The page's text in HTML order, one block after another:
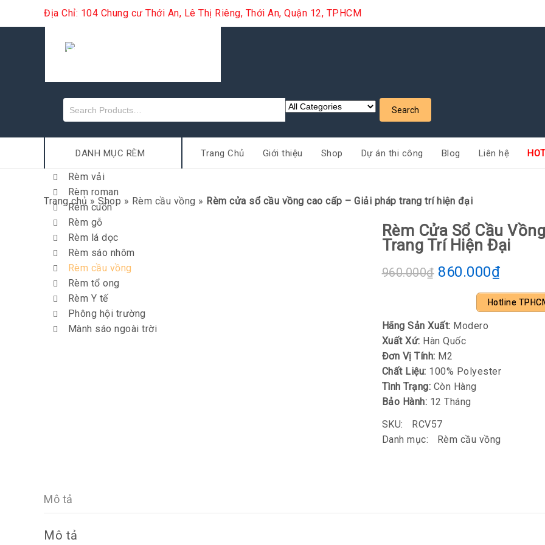
Địa Chỉ: 104 Chung cư Thới An, Lê Thị Riêng, Thới An, Quận 12, TPHCM
DANH MỤC RÈM
Rèm vải
Rèm roman
Rèm cuốn
Rèm gỗ
Rèm lá dọc
Rèm sáo nhôm
Rèm cầu vồng
Rèm tổ ong
Rèm Y tế
Phông hội trường
Mành sáo ngoài trời
Trang Chủ Giới thiệu Shop Dự án thi công Blog Liên hệ
Trang chủ » Shop » Rèm cầu vồng » Rèm cửa sổ cầu vồng cao cấp – Giải pháp trang trí hiện đại
Rèm Cửa Sổ Cầu
Trang Trí Hiện Đại
960.000₫ 860.000₫
Hotline
Hãng Sản Xuất: Modero
Xuất Xứ: Hàn Quốc
Đơn Vị Tính: M2
Chất Liệu: 100% Polyester
Tình Trạng: Còn Hàng
Bảo Hành: 12 Tháng
SKU:
RCV57
Danh mục:
Rèm cầu vồng
Mô tả
Mô tả